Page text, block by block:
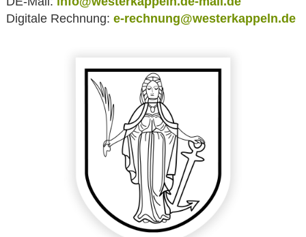
Digitale Rechnung: e-rechnung@westerkappeln.de